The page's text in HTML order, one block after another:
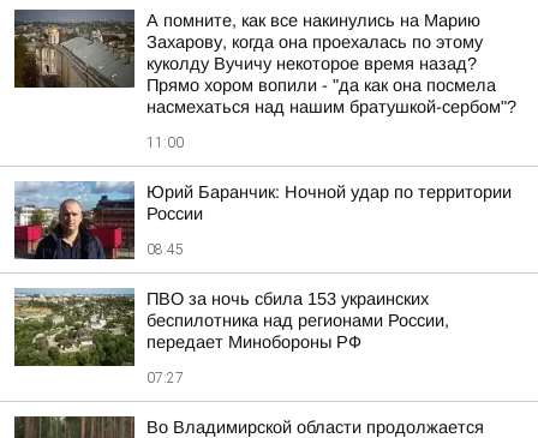
А помните, как все накинулись на Марию
Захарову, когда она проехалась по этому
куколду Вучичу некоторое время назад?
Прямо хором вопили - "да как она посмела
насмехаться над нашим братушкой-сербом"?
11:00
Юрий Баранчик: Ночной удар по территории
России
08:45
ПВО за ночь сбила 153 украинских
беспилотника над регионами России,
передает Минобороны РФ
07:27
Во Владимирской области продолжается